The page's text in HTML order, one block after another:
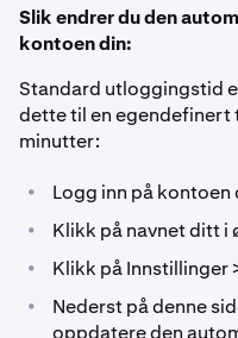
Slik endrer du den
kontoen din:
Standard utloggingstid
dette til en egendefinert
minutter:
• Logg inn på kontoen
• Klikk på navnet ditt i
• Klikk på Innstillinger
•
Nederst på denne
oppdatere den